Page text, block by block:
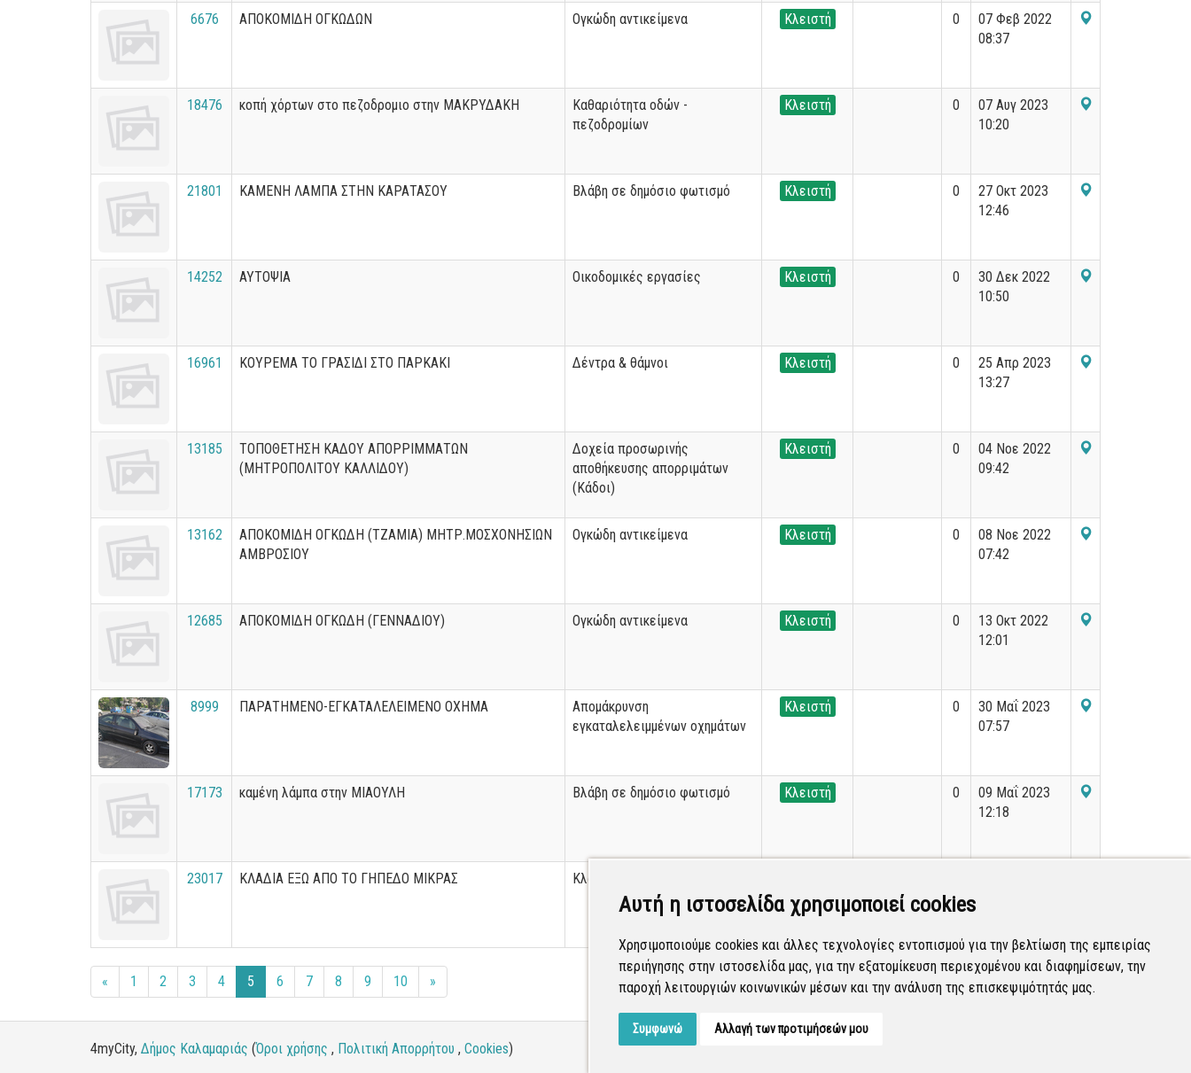
Αυτή η ιστοσελίδα χρησιμοποιεί cookies
Χρησιμοποιούμε cookies και άλλες τεχνολογίες εντοπισμού για την βελτίωση της εμπειρίας
περιήγησης στην ιστοσελίδα μας, για την εξατομίκευση περιεχομένου και διαφημίσεων, την
παροχή λειτουργιών κοινωνικών μέσων και την ανάλυση της επισκεψιμότητάς μας.
Συμφωνώ Αλλαγή των προτιμήσεών μου
6676 ΑΠΟΚΟΜΙΔΗ ΟΓΚΩΔΩΝ Ογκώδη αντικείμενα Κλειστή 0
07 Φεβ 2022
08:37
18476 κοπή χόρτων στο πεζοδρομιο στην ΜΑΚΡΥΔΑΚΗ
Καθαριότητα οδών -
πεζοδρομίων
Κλειστή 0
07 Αυγ 2023
10:20
21801 ΚΑΜΕΝΗ ΛΑΜΠΑ ΣΤΗΝ ΚΑΡΑΤΑΣΟΥ Βλάβη σε δημόσιο φωτισμό Κλειστή 0
27 Οκτ 2023
12:46
14252 ΑΥΤΟΨΙΑ Οικοδομικές εργασίες Κλειστή 0
30 Δεκ 2022
10:50
16961 ΚΟΥΡΕΜΑ ΤΟ ΓΡΑΣΙΔΙ ΣΤΟ ΠΑΡΚΑΚΙ Δέντρα & θάμνοι Κλειστή 0
25 Απρ 2023
13:27
13185
ΤΟΠΟΘΕΤΗΣΗ ΚΑΔΟΥ ΑΠΟΡΡΙΜΜΑΤΩΝ
(ΜΗΤΡΟΠΟΛΙΤΟΥ ΚΑΛΛΙΔΟΥ)
Δοχεία προσωρινής
αποθήκευσης απορριμάτων
(Κάδοι)
Κλειστή 0
04 Νοε 2022
09:42
13162
ΑΠΟΚΟΜΙΔΗ ΟΓΚΩΔΗ (ΤΖΑΜΙΑ) ΜΗΤΡ.ΜΟΣΧΟΝΗΣΙΩΝ
ΑΜΒΡΟΣΙΟΥ
Ογκώδη αντικείμενα Κλειστή 0
08 Νοε 2022
07:42
12685 ΑΠΟΚΟΜΙΔΗ ΟΓΚΩΔΗ (ΓΕΝΝΑΔΙΟΥ) Ογκώδη αντικείμενα Κλειστή 0
13 Οκτ 2022
12:01
8999 ΠΑΡΑΤΗΜΕΝΟ-ΕΓΚΑΤΑΛΕΛΕΙΜΕΝΟ ΟΧΗΜΑ
Απομάκρυνση
εγκαταλελειμμένων οχημάτων
Κλειστή 0
30 Μαΐ 2023
07:57
17173 καμένη λάμπα στην ΜΙΑΟΥΛΗ Βλάβη σε δημόσιο φωτισμό Κλειστή 0
09 Μαΐ 2023
12:18
23017 ΚΛΑΔΙΑ ΕΞΩ ΑΠΟ ΤΟ ΓΗΠΕΔΟ ΜΙΚΡΑΣ Κλαδιά
« 1 2 3 4 5 6 7 8 9 10 » Εμφανίζονται81-100από36.090εγγραφές.
4myCity, Δήμος Καλαμαριάς (Όροι χρήσης , Πολιτική Απορρήτου , Cookies)